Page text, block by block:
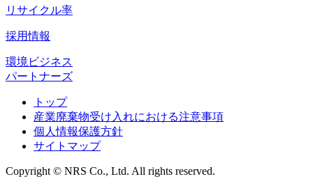
リサイクル率
採用情報
環境ビジネス
パートナーズ
トップ
産業廃棄物受け入れにおける注意事項
個人情報保護方針
サイトマップ
Copyright © NRS Co., Ltd. All rights reserved.